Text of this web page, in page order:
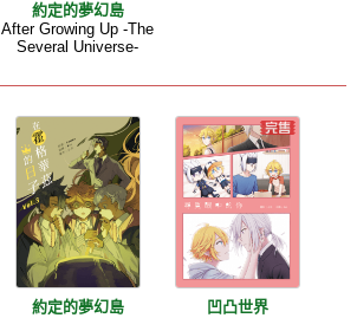
約定的夢幻島
After Growing Up -The
Several Universe-
約定的夢幻島
凹凸世界